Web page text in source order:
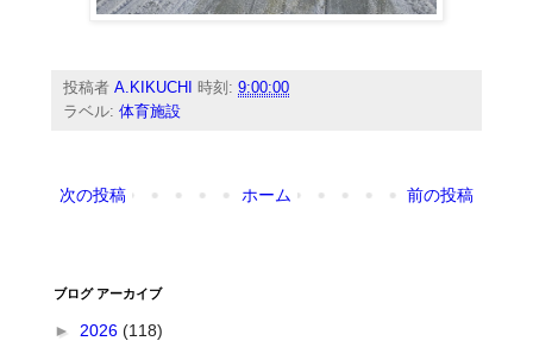
投稿者A.KIKUCHI 時刻:9:00:00
ラベル:体育施設
次の投稿 前の投稿
ホーム
ブログ アーカイブ
► 2026(118)